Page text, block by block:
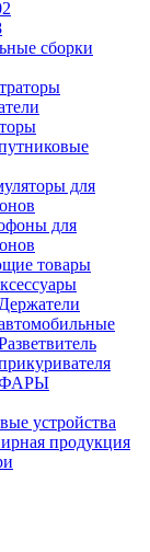
сборки
для
для
товары
Держатели
устройства
продукция